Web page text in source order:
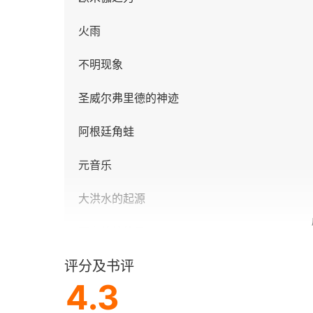
火雨
不明现象
圣威尔弗里德的神迹
阿根廷角蛙
元音乐
大洪水的起源
死亡紫罗兰
伊祖尔
评分及书评
4.3